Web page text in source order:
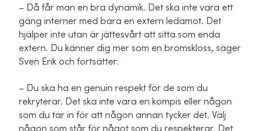
– Då får man en bra dynamik. Det ska inte vara ett
gäng interner med bara en extern ledamot. Det
hjälper inte utan är jättesvårt att sitta som enda
extern. Du känner dig mer som en bromskloss, säger
Sven Erik och fortsätter:
– Du ska ha en genuin respekt för de som du
rekryterar. Det ska inte vara en kompis eller någon
som du tar in för att någon annan tycker det. Välj